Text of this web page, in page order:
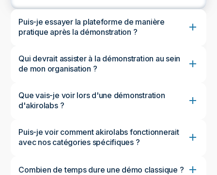
Puis-je essayer la plateforme de manière
pratique après la démonstration ?
Qui devrait assister à la démonstration au sein
de mon organisation ?
Que vais-je voir lors d'une démonstration
d'akirolabs ?
Puis-je voir comment akirolabs fonctionnerait
avec nos catégories spécifiques ?
Combien de temps dure une démo classique ?